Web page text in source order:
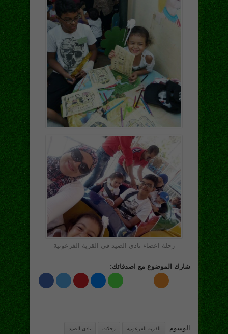
رحلة اعضاء نادى الصيد فى القرية الفرعونية
شارك الموضوع مع اصدقائك:
الوسوم : القرية الفرعونية رحلات نادى الصيد